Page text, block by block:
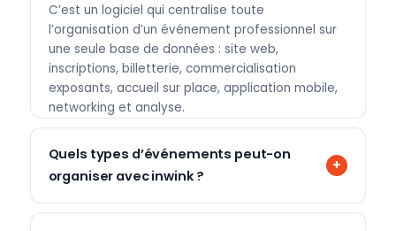
C’est un logiciel qui centralise toute
l’organisation d’un événement professionnel sur
une seule base de données : site web,
inscriptions, billetterie, commercialisation
exposants, accueil sur place, application mobile,
networking et analyse.
Quels types d’événements peut-on
organiser avec inwink ?